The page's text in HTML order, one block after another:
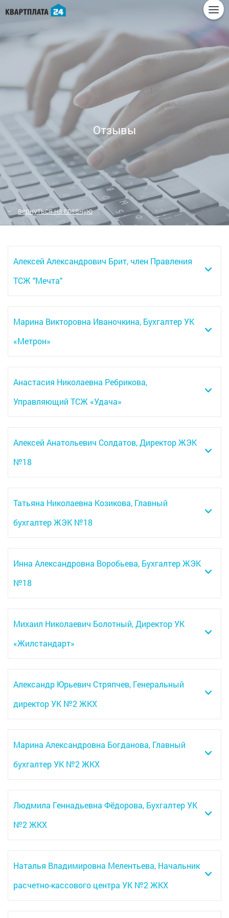
Отзывы
вернуться на главную
Алексей Александрович Брит, член Правления
ТСЖ "Мечта"
Марина Викторовна Иваночкина, Бухгалтер УК
«Метрон»
Анастасия Николаевна Ребрикова,
Управляющий ТСЖ «Удача»
Алексей Анатольевич Солдатов, Директор ЖЭК
№18
Татьяна Николаевна Козикова, Главный
бухгалтер ЖЭК №18
Инна Александровна Воробьева, Бухгалтер ЖЭК
№18
Михаил Николаевич Болотный, Директор УК
«Жилстандарт»
Александр Юрьевич Стряпчев, Генеральный
директор УК №2 ЖКХ
Марина Александровна Богданова, Главный
бухгалтер УК №2 ЖКХ
Людмила Геннадьевна Фёдорова, Бухгалтер УК
№2 ЖКХ
Наталья Владимировна Мелентьева, Начальник
расчетно-кассового центра УК №2 ЖКХ